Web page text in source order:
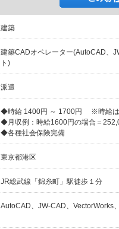
建築
建築CADオペレーター(AutoCAD、
ト)
派遣
◆時給 1400円 ～ 1700円 ※時給は
◆月収例：時給1600円の場合＝
◆各種社会保険完備
東京都港区
JR総武線「錦糸町」駅徒歩１分
AutoCAD、JW-CAD、VectorWorks